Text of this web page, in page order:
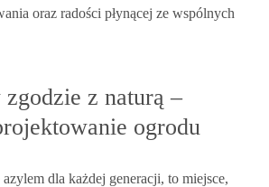
oraz radości płynącej ze wspólnych
zgodzie z naturą –
ogrodu
dla każdej generacji, to miejsce,